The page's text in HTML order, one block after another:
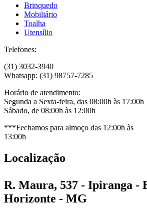
Brinquedo
Mobiliário
Toalha
Utensílio
Telefones:
(31) 3032-3940
Whatsapp: (31) 98757-7285
Horário de atendimento:
Segunda a Sexta-feira, das 08:00h às 17:00h
Sábado, de 08:00h às 12:00h
***Fechamos para almoço das 12:00h às
13:00h
Localização
R. Maura, 537 - Ipiranga -
Horizonte - MG